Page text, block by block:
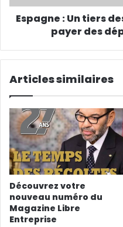
Espagne : Un tiers
payer des
Articles similaires
Découvrez votre
nouveau numéro du
Magazine Libre
Entreprise